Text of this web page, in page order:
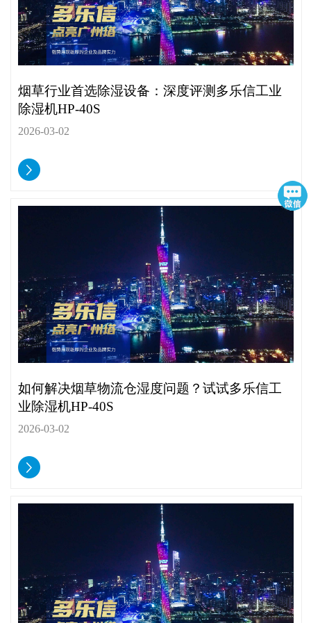
烟草行业首选除湿设备：深度评测多乐信工业
除湿机HP-40S
2026-03-02
如何解决烟草物流仓湿度问题？试试多乐信工
业除湿机HP-40S
2026-03-02